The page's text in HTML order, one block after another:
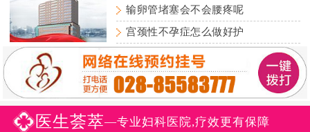
输卵管堵塞会不会腰疼呢
宫颈性不孕症怎么做好护
医生荟萃—专业妇科医院,疗效更有保障